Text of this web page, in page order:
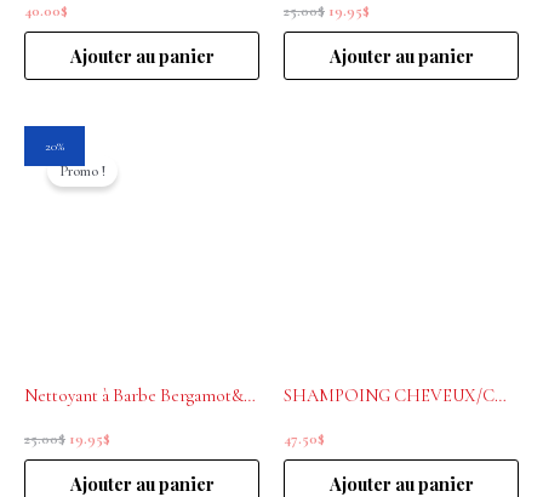
40.00$
Ajouter au panier
25.00$ 19.95$
Ajouter au panier
20%
Promo !
Nettoyant à Barbe Bergamot&grapefruit 250mL Educated Beards
25.00$
prix
initial
19.95$
actuel
Ajouter au panier
SHAMPOING CHEVEUX/CORPS HOMME GOLDWELL 1L
47.50$
Ajouter au panier